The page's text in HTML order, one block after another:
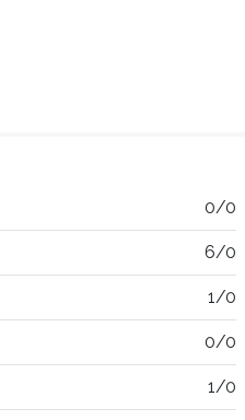
0/0
6/0
1/0
0/0
1/0